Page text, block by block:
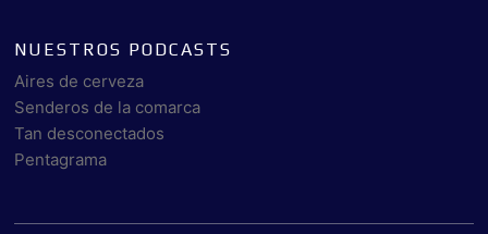
NUESTROS PODCASTS
Aires de cerveza
Senderos de la comarca
Tan desconectados
Pentagrama